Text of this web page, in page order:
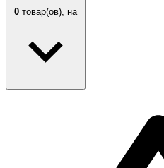
0 товар(ов), на